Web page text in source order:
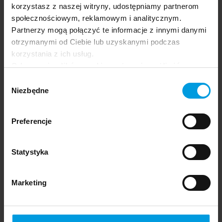
korzystasz z naszej witryny, udostępniamy partnerom
społecznościowym, reklamowym i analitycznym.
Partnerzy mogą połączyć te informacje z innymi danymi
otrzymanymi od Ciebie lub uzyskanymi podczas
korzystania z ich usług.
Odrzucenie plików cookie może uniemożliwić
oferowanych na naszej stronie, w tym m.in. z
zgody
Niezbędne
Preferencje
Statystyka
Marketing
ZoneSWPS University
Otwórz
w
Otwórz
w
Otwórz
w